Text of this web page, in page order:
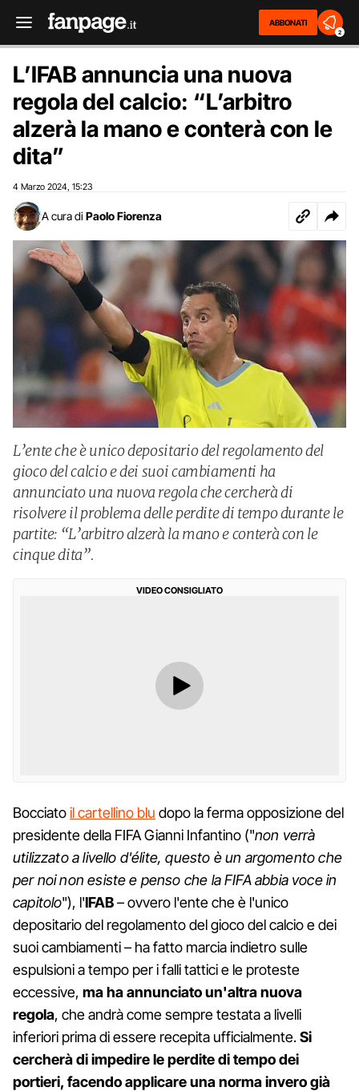
ABBONATI
2
L’IFAB annuncia una nuova
regola del calcio: “L’arbitro
alzerà la mano e conterà con le
dita”
4 Marzo 2024 15:23
A cura di Paolo Fiorenza
L’ente che è unico depositario del regolamento del
gioco del calcio e dei suoi cambiamenti ha
annunciato una nuova regola che cercherà di
risolvere il problema delle perdite di tempo durante le
partite: “L’arbitro alzerà la mano e conterà con le
cinque dita”.
VIDEO CONSIGLIATO
Bocciatoil cartellino blu dopo la ferma opposizione del
presidente della FIFA Gianni Infantino ("non verrà
utilizzato a livello d'élite, questo è un argomento che
per noi non esiste e penso che la FIFA abbia voce in
capitolo"), l'IFAB– ovvero l'ente che è l'unico
depositario del regolamento del gioco del calcio e dei
suoi cambiamenti – ha fatto marcia indietro sulle
espulsioni a tempo per i falli tattici e le proteste
eccessive, ma ha annunciato un'altra nuova
regola, che andrà come sempre testata a livelli
inferiori prima di essere recepita ufficialmente.Si
cercherà di impedire le perdite di tempo dei
portieri, facendo applicare una norma invero già